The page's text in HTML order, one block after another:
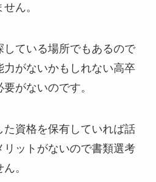
ん。
している場所でもあるので
がないかもしれない高卒
がないのです。
資格を保有していれば話
リットがないので書類選考
。